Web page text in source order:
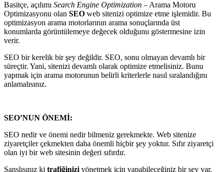
Basitçe, açılımı Search Engine Optimization – Arama Motoru
Optimizasyonu olan SEO web sitenizi optimize etme işlemidir. Bu
optimizasyon arama motorlarının arama sonuçlarında üst
konumlarda görüntülemeye değecek olduğunu göstermesine izin
verir.
SEO bir kerelik bir şey değildir. SEO, sonu olmayan devamlı bir
süreçtir. Yani, sitenizi devamlı olarak optimize etmelisiniz. Bunu
yapmak için arama motorunun belirli kriterlerle nasıl sıralandığını
anlamalısınız.
SEO’NUN ÖNEMİ:
SEO nedir ve önemi nedir bilmeniz gerekmekte. Web sitenize
ziyaretçiler çekmekten daha önemli hiçbir şey yoktur. Sıfır ziyaretçi
olan iyi bir web sitesinin değeri sıfırdır.
Şanslısınız ki trafiğinizi yönetmek için yapabileceğiniz bir şey var.